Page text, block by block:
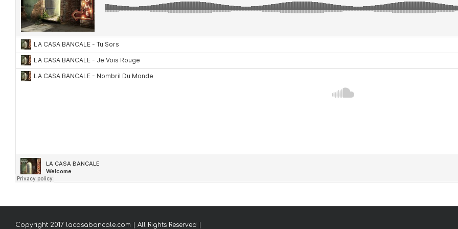
Copyright 2017 lacasabancale.com | All Rights Reserved |